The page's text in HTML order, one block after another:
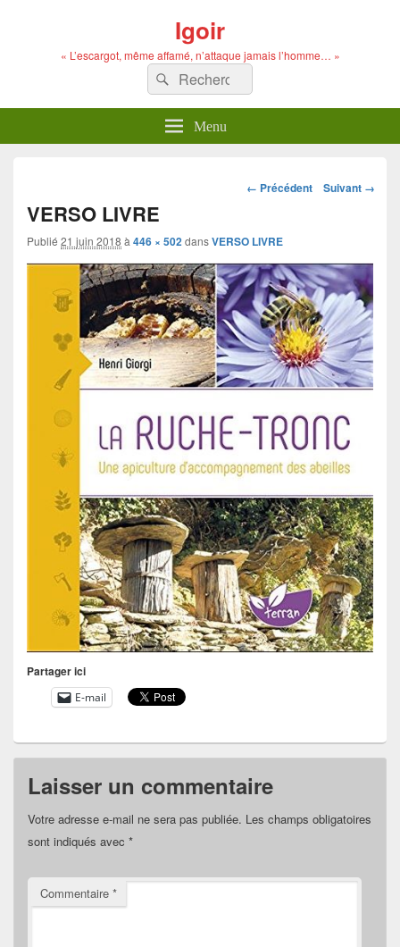
Igoir
« L’escargot, même affamé, n’attaque jamais l’homme… »
Recherche :
Rechercher
Menu
Navigation
images
← Précédent Suivant →
VERSO LIVRE
Publié 21 juin 2018 à 446 × 502dansVERSO LIVRE
Partager ici
E-mail
Laisser un commentaire
Votre adresse e-mail ne sera pas publiée. Les champs obligatoires
sont indiqués avec *
Commentaire *